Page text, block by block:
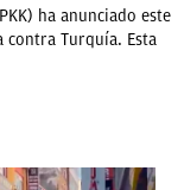
ha anunciado este
contra Turquía. Esta